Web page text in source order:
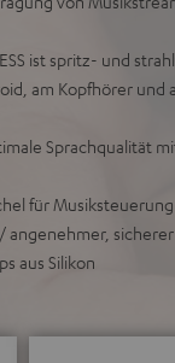
ist spritz- und
am Kopfhörer und
Sprachqualität
für
angenehmer,
aus Silikon